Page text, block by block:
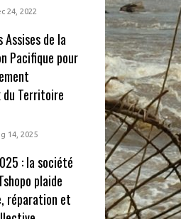
24, 2022
Assises de la
Pacifique pour
du Territoire
14, 2025
: la société
plaide
réparation et